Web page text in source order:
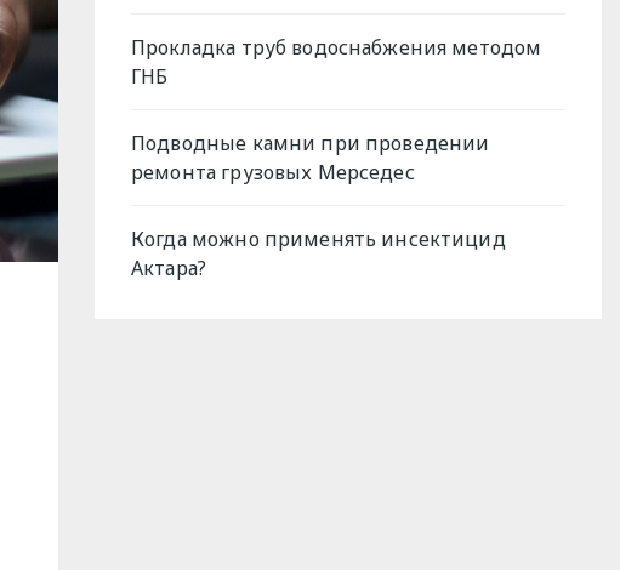
Прокладка труб водоснабжения методом
ГНБ
Подводные камни при проведении
ремонта грузовых Мерседес
Когда можно применять инсектицид
Актара?